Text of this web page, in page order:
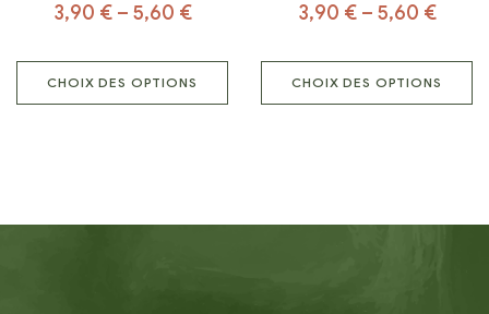
3,90 €– 5,60 €
CHOIX DES OPTIONS
3,90 €– 5,60 €
CHOIX DES OPTIONS